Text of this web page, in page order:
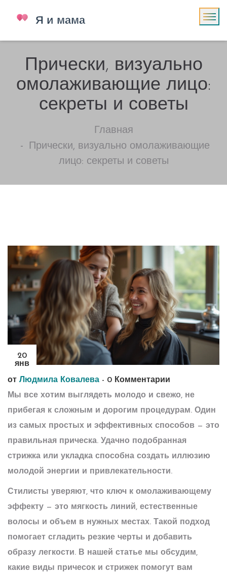
Прически, визуально
омолаживающие лицо:
секреты и советы
Главная
Прически, визуально омолаживающие
лицо: секреты и советы
20
янв
от Людмила Ковалева - 0 Комментарии
Мы все хотим выглядеть молодо и свежо, не
прибегая к сложным и дорогим процедурам. Один
из самых простых и эффективных способов — это
правильная прическа. Удачно подобранная
стрижка или укладка способна создать иллюзию
молодой энергии и привлекательности.
Стилисты уверяют, что ключ к омолаживающему
эффекту — это мягкость линий, естественные
волосы и объем в нужных местах. Такой подход
помогает сгладить резкие черты и добавить
образу легкости. В нашей статье мы обсудим,
какие виды причесок и стрижек помогут вам